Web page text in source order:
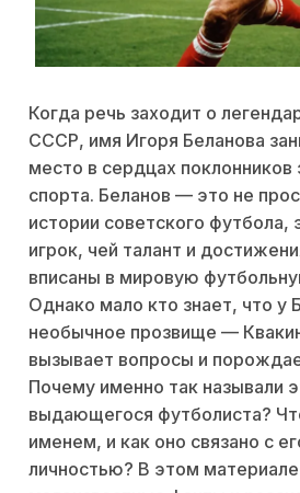
Когда речь заходит о
СССР, имя Игоря Беланова
место в сердцах поклонников
спорта. Беланов — это не
истории советского футбола,
игрок, чей талант и
вписаны в мировую
Однако мало кто знает, что у
необычное прозвище —
вызывает вопросы и
Почему именно так называли
выдающегося футболиста?
именем, и как оно связано с
личностью? В этом